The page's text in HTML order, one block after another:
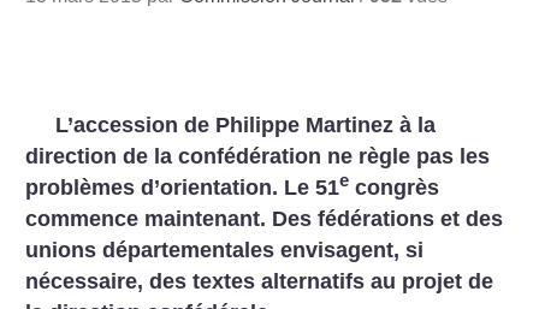
L’accession de Philippe Martinez à la
direction de la confédération ne règle pas les
problèmes d’orientation. Le 51e congrès
commence maintenant. Des fédérations et des
unions départementales envisagent, si
nécessaire, des textes alternatifs au projet de